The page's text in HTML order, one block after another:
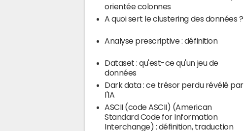
orientée colonnes
A quoi sert le clustering des données ?
Analyse prescriptive : définition
Dataset : qu'est-ce qu'un jeu de
données
Dark data : ce trésor perdu révélé par
l'IA
ASCII (code ASCII) (American
Standard Code for Information
Interchange) : définition, traduction